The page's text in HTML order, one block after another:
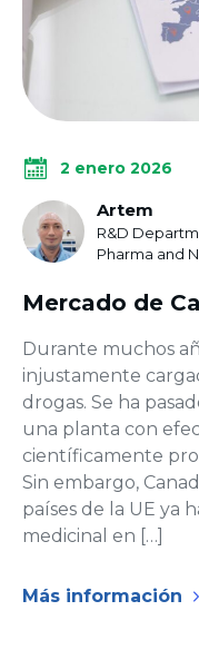
2 enero 2026
Artem
R&D
Pharma and
Mercado de
Durante muchos
injustamente
drogas. Se ha
una planta con
científicamente
Sin embargo,
países de la UE ya
medicinal en […]
Más información